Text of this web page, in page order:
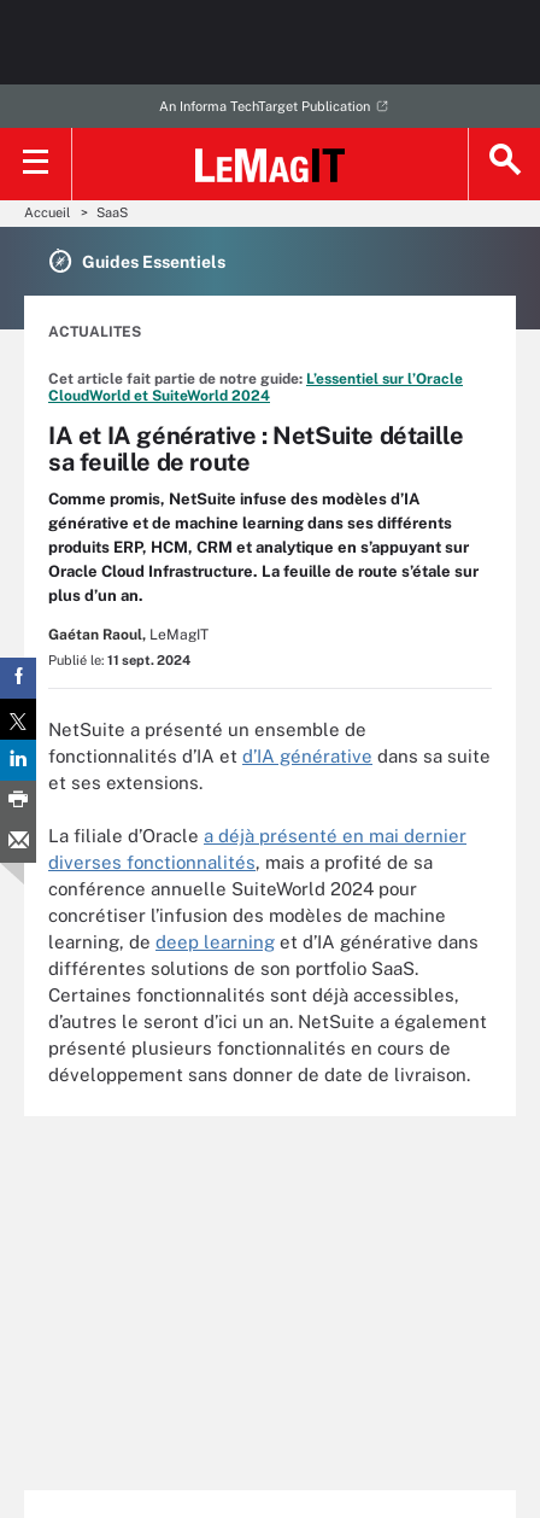
An Informa TechTarget Publication
Accueil SaaS
Guides Essentiels
ACTUALITES
Cet article fait partie de notre guide: L’essentiel sur l’Oracle
CloudWorld et SuiteWorld 2024
IA et IA générative : NetSuite détaille
sa feuille de route
Comme promis, NetSuite infuse des modèles d’IA
générative et de machine learning dans ses différents
produits ERP, HCM, CRM et analytique en s’appuyant sur
Oracle Cloud Infrastructure. La feuille de route s’étale sur
plus d’un an.
Gaétan Raoul, LeMagIT
Publié le: 11 sept. 2024
NetSuite a présenté un ensemble de
fonctionnalités d’IA et d’IA générative dans sa suite
et ses extensions.
La filiale d’Oracle a déjà présenté en mai dernier
diverses fonctionnalités, mais a profité de sa
conférence annuelle SuiteWorld 2024 pour
concrétiser l’infusion des modèles de machine
learning, de deep learning et d’IA générative dans
différentes solutions de son portfolio SaaS.
Certaines fonctionnalités sont déjà accessibles,
d’autres le seront d’ici un an. NetSuite a également
présenté plusieurs fonctionnalités en cours de
développement sans donner de date de livraison.